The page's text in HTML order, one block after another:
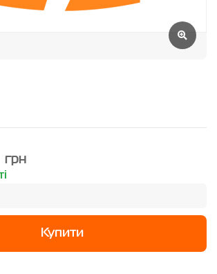
грн
Купити